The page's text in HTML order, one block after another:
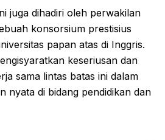
juga dihadiri oleh perwakilan
konsorsium prestisius
papan atas di Inggris.
keseriusan dan
sama lintas batas ini dalam
nyata di bidang pendidikan dan